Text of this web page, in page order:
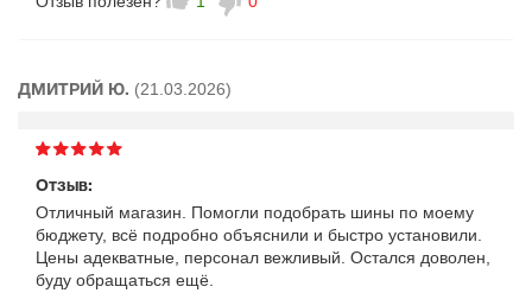
ДМИТРИЙ Ю. (21.03.2026)
Отзыв:
Отличный магазин. Помогли подобрать шины по моему
бюджету, всё подробно объяснили и быстро установили.
Цены адекватные, персонал вежливый. Остался доволен,
буду обращаться ещё.